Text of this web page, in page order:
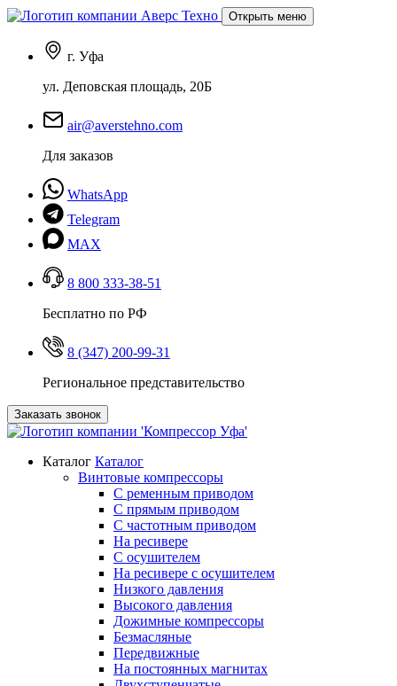
Открыть меню
г. Уфа
ул. Деповская площадь, 20Б
air@averstehno.com
Для заказов
WhatsApp
Telegram
MAX
8 800 333-38-51
Бесплатно по РФ
8 (347) 200-99-31
Региональное представительство
Заказать звонок
Каталог Каталог
Винтовые компрессоры
С ременным приводом
С прямым приводом
С частотным приводом
На ресивере
С осушителем
На ресивере с осушителем
Низкого давления
Высокого давления
Дожимные компрессоры
Безмасляные
Передвижные
На постоянных магнитах